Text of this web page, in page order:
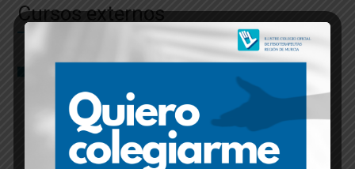
Cursos externos